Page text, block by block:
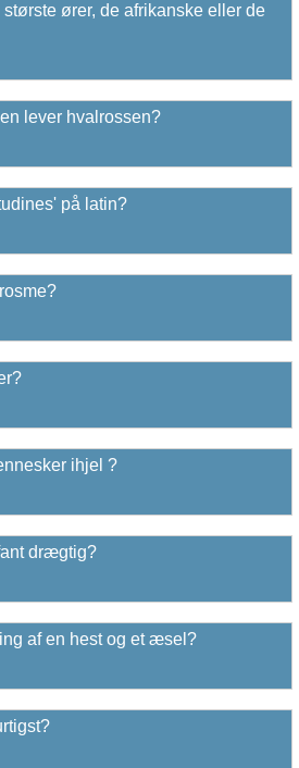
ører, de afrikanske eller de
lever hvalrossen?
på latin?
ihjel ?
drægtig?
af en hest og et æsel?